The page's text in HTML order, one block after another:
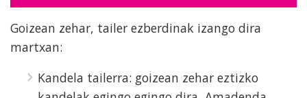
Goizean zehar, tailer ezberdinak izango dira
martxan:
Kandela tailerra: goizean zehar eztizko